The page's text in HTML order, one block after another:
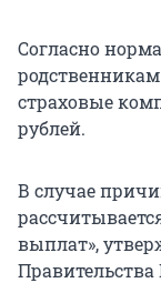
Согласно
страховые
рублей.
В случае
выплат»,
Правительства